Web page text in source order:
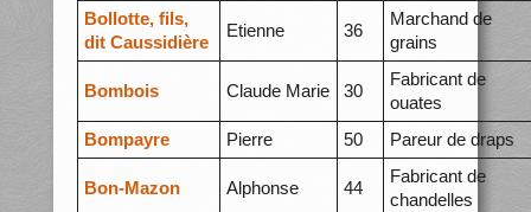
Bollotte, fils,
dit Caussidière
Etienne 36
Marchand de
grains
Bombois Claude Marie 30
Fabricant de
ouates
Bompayre
Pierre 50 Pareur de draps
Bon-Mazon Alphonse 44
Fabricant de
chandelles